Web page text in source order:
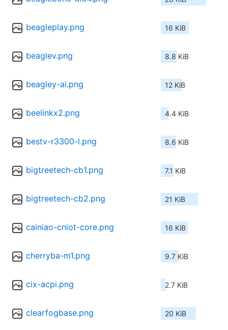
beagleplay.png 16 KiB
beaglev.png 8.8 KiB
beagley-ai.png 12 KiB
beelinkx2.png 4.4 KiB
bestv-r3300-l.png 8.6 KiB
bigtreetech-cb1.png 7.1 KiB
bigtreetech-cb2.png 21 KiB
cainiao-cniot-core.png 16 KiB
cherryba-m1.png 9.7 KiB
cix-acpi.png 2.7 KiB
clearfogbase.png 20 KiB